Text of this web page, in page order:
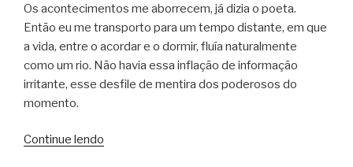
Os acontecimentos me aborrecem, já dizia o poeta.
Então eu me transporto para um tempo distante, em que
a vida, entre o acordar e o dormir, fluía naturalmente
como um rio. Não havia essa inflação de informação
irritante, esse desfile de mentira dos poderosos do
momento.
Continue lendo